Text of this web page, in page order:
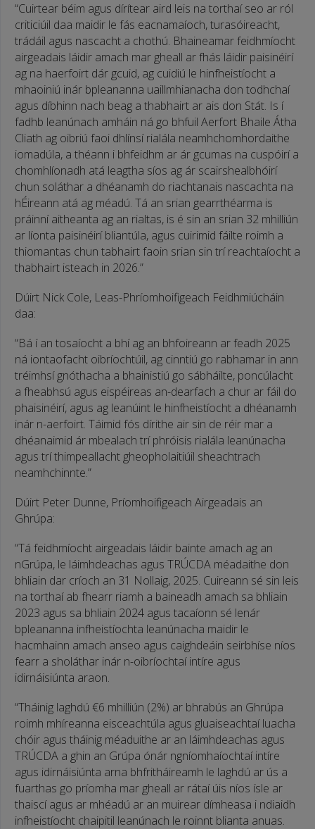
“Cuirtear béim agus dírítear aird leis na torthaí seo ar ról
criticiúil daa maidir le fás eacnamaíoch, turasóireacht,
trádáil agus nascacht a chothú. Bhaineamar feidhmíocht
airgeadais láidir amach mar gheall ar fhás láidir paisinéirí
ag na haerfoirt dár gcuid, ag cuidiú le hinfheistíocht a
mhaoiniú inár bpleananna uaillmhianacha don todhchaí
agus díbhinn nach beag a thabhairt ar ais don Stát. Is í
fadhb leanúnach amháin ná go bhfuil Aerfort Bhaile Átha
Cliath ag oibriú faoi dhlínsí rialála neamhchomhordaithe
iomadúla, a théann i bhfeidhm ar ár gcumas na cuspóirí a
chomhlíonadh atá leagtha síos ag ár scairshealbhóirí
chun soláthar a dhéanamh do riachtanais nascachta na
hÉireann atá ag méadú. Tá an srian gearrthéarma is
práinní aitheanta ag an rialtas, is é sin an srian 32 mhilliún
ar líonta paisinéirí bliantúla, agus cuirimid fáilte roimh a
thiomantas chun tabhairt faoin srian sin trí reachtaíocht a
thabhairt isteach in 2026.”
Dúirt Nick Cole, Leas-Phríomhoifigeach Feidhmiúcháin
daa:
“Bá í an tosaíocht a bhí ag an bhfoireann ar feadh 2025
ná iontaofacht oibríochtúil, ag cinntiú go rabhamar in ann
tréimhsí gnóthacha a bhainistiú go sábháilte, poncúlacht
a fheabhsú agus eispéireas an-dearfach a chur ar fáil do
phaisinéirí, agus ag leanúint le hinfheistíocht a dhéanamh
inár n-aerfoirt. Táimid fós dírithe air sin de réir mar a
dhéanaimid ár mbealach trí phróisis rialála leanúnacha
agus trí thimpeallacht gheopholaitiúil sheachtrach
neamhchinnte.”
Dúirt Peter Dunne, Príomhoifigeach Airgeadais an
Ghrúpa:
“Tá feidhmíocht airgeadais láidir bainte amach ag an
nGrúpa, le láimhdeachas agus TRÚCDA méadaithe don
bhliain dar críoch an 31 Nollaig, 2025. Cuireann sé sin leis
na torthaí ab fhearr riamh a baineadh amach sa bhliain
2023 agus sa bhliain 2024 agus tacaíonn sé lenár
bpleananna infheistíochta leanúnacha maidir le
hacmhainn amach anseo agus caighdeáin seirbhíse níos
fearr a sholáthar inár n-oibríochtaí intíre agus
idirnáisiúnta araon.
“Tháinig laghdú €6 mhilliún (2%) ar bhrabús an Ghrúpa
roimh mhíreanna eisceachtúla agus gluaiseachtaí luacha
chóir agus tháinig méaduithe ar an láimhdeachas agus
TRÚCDA a ghin an Grúpa ónár ngníomhaíochtaí intíre
agus idirnáisiúnta arna bhfritháireamh le laghdú ar ús a
fuarthas go príomha mar gheall ar rátaí úis níos ísle ar
thaiscí agus ar mhéadú ar an muirear dímheasa i ndiaidh
infheistíocht chaipitil leanúnach le roinnt blianta anuas.